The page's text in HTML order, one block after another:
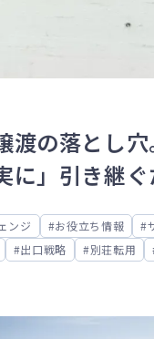
渡の落とし
に」引き継
ンジ お役立ち情報
出口戦略 別荘転用